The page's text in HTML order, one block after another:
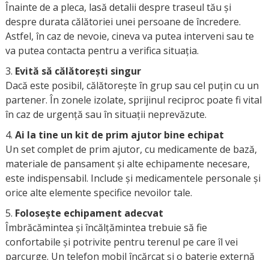
Înainte de a pleca, lasă detalii despre traseul tău și
despre durata călătoriei unei persoane de încredere.
Astfel, în caz de nevoie, cineva va putea interveni sau te
va putea contacta pentru a verifica situația.
Evită să călătorești singur
Dacă este posibil, călătorește în grup sau cel puțin cu un
partener. În zonele izolate, sprijinul reciproc poate fi vital
în caz de urgență sau în situații neprevăzute.
Ai la tine un kit de prim ajutor bine echipat
Un set complet de prim ajutor, cu medicamente de bază,
materiale de pansament și alte echipamente necesare,
este indispensabil. Include și medicamentele personale și
orice alte elemente specifice nevoilor tale.
Folosește echipament adecvat
Îmbrăcămintea și încălțămintea trebuie să fie
confortabile și potrivite pentru terenul pe care îl vei
parcurge. Un telefon mobil încărcat și o baterie externă